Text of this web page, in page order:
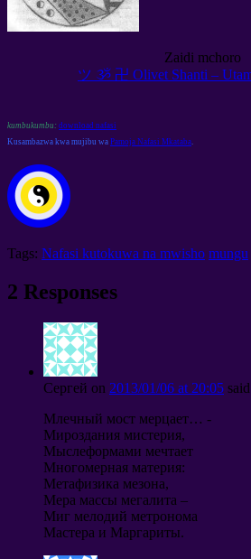
Zaidi mchoro
ツ ૐ 卍 Olivet Shanti –
kumbukumbu: download nafasi
Kusambazwa kwa mujibu wa Pamoja Nafasi Mkataba
Tags: Nafasi kutokuwa na mwisho mungu
2 Responses
Сергей on 2013/01/06 at 20:05 said
Млечный мост мерцает… -
Мироздания мистерия,
Мыслеформами мечтает
Многомерная материя:
Метафизика мезона,
Мера массы мегалита –
Миг мелодий метронома
Мастера и Маргариты.